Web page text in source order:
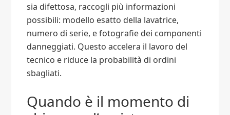
sia difettosa, raccogli più informazioni
possibili: modello esatto della lavatrice,
numero di serie, e fotografie dei componenti
danneggiati. Questo accelera il lavoro del
tecnico e riduce la probabilità di ordini
sbagliati.
Quando è il momento di